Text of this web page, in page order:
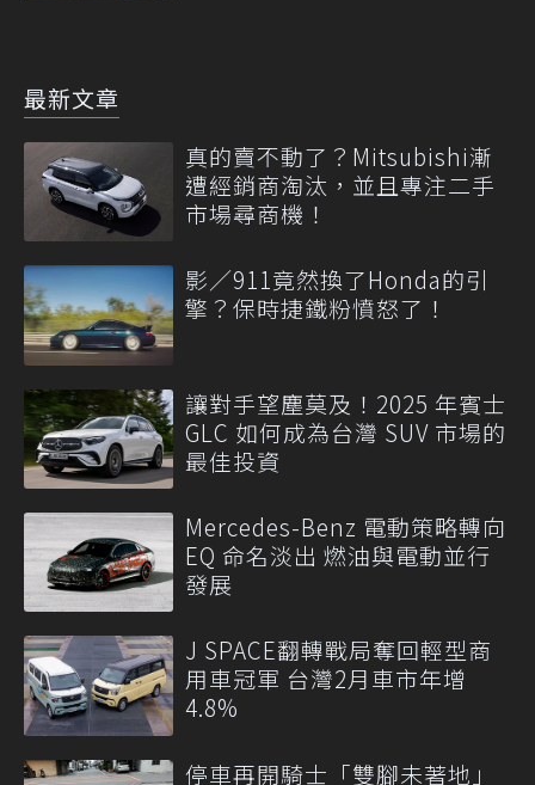
最新文章
真的賣不動了？Mitsubishi漸
遭經銷商淘汰，並且專注二手
市場尋商機！
影／911竟然換了Honda的引
擎？保時捷鐵粉憤怒了！
讓對手望塵莫及！2025 年賓士
GLC 如何成為台灣 SUV 市場的
最佳投資
Mercedes-Benz 電動策略轉向
EQ 命名淡出 燃油與電動並行
發展
J SPACE翻轉戰局奪回輕型商
用車冠軍 台灣2月車市年增
4.8%
停車再開騎士「雙腳未著地」